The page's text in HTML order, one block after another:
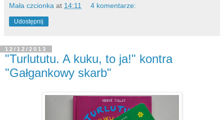
Mała czcionka at 14:11 4 komentarze:
Udostępnij
12/12/2013
"Turlututu. A kuku, to ja!" kontra
"Gałgankowy skarb"